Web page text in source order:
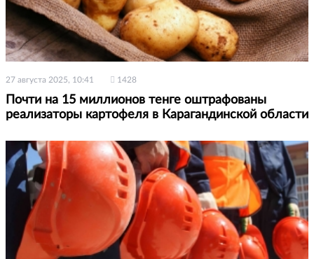
27 августа 2025, 10:41 1428
Почти на 15 миллионов тенге оштрафованы
реализаторы картофеля в Карагандинской области